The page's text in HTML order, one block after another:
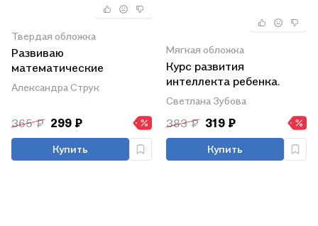
Твердая обложка
Развиваю
математические
способности. Я
готовлюсь к школе
Александра Струк
365 ₽ 299 ₽
Купить
Мягкая обложка
Курс развития
интеллекта ребенка.
Математика. Рабочая
тетрадь для подготовки
к школе
Светлана Зубова
383 ₽ 319 ₽
Купить